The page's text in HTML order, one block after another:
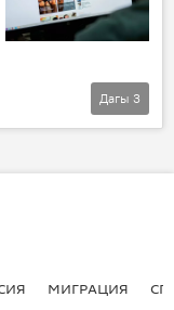
Дагы 3
МИГРАЦИЯ